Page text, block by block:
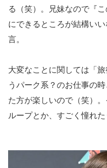
る（笑）。兄妹なので『
にできるところが結構い
言。
大変なことに関しては「
うパーク系？のお仕事の
た方が楽しいので（笑）
ループとか、すごく憧れ